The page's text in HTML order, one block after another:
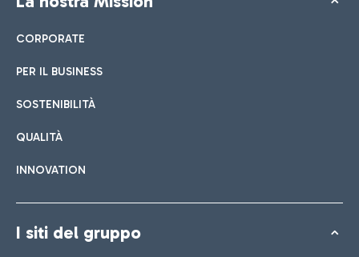
CORPORATE
PER IL BUSINESS
SOSTENIBILITÀ
QUALITÀ
INNOVATION
I siti del gruppo